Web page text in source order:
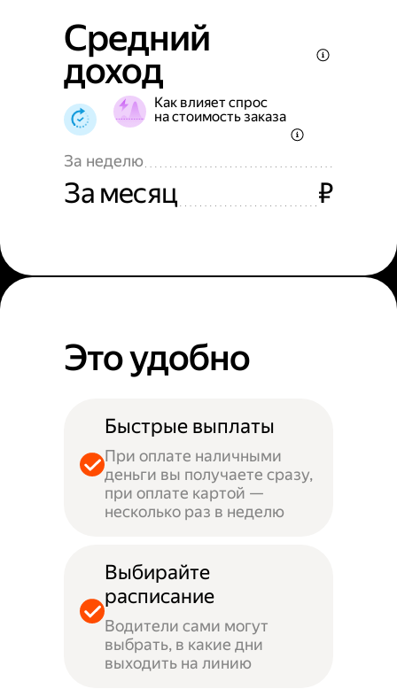
Средний
доход
Как влияет спрос
на стоимость заказа
За неделю
За месяц ₽
Это удобно
Быстрые выплаты
При оплате наличными
деньги вы получаете сразу,
при оплате картой —
несколько раз в неделю
Выбирайте
расписание
Водители сами могут
выбрать, в какие дни
выходить на линию